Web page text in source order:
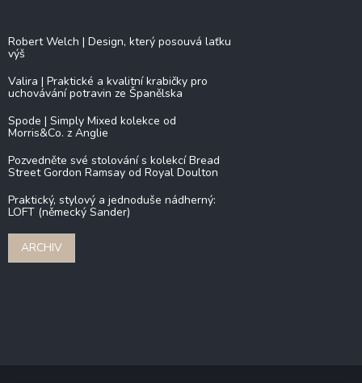
Robert Welch | Design, který posouvá laťku
výš
Valira | Praktické a kvalitní krabičky pro
uchovávání potravin ze Španělska
Spode | Simply Mixed kolekce od
Morris&Co. z Anglie
Pozvedněte své stolování s kolekcí Bread
Street Gordon Ramsay od Royal Doulton
Praktický, stylový a jednoduše nádherný:
LOFT (německý Sander)
ARCHIV